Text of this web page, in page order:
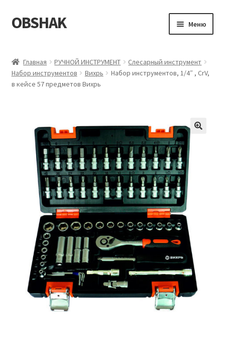
Перейти
к
Перейти
к
OBSHAK Меню
Категории
Магазин
Мой аккаунт
Оформление заказа
Пример страницы
Главная РУЧНОЙ ИНСТРУМЕНТ
Слесарный инструмент
Набор инструментов
Вихрь
Набор инструментов, 1/4″ , CrV,
в кейсе 57 предметов Вихрь